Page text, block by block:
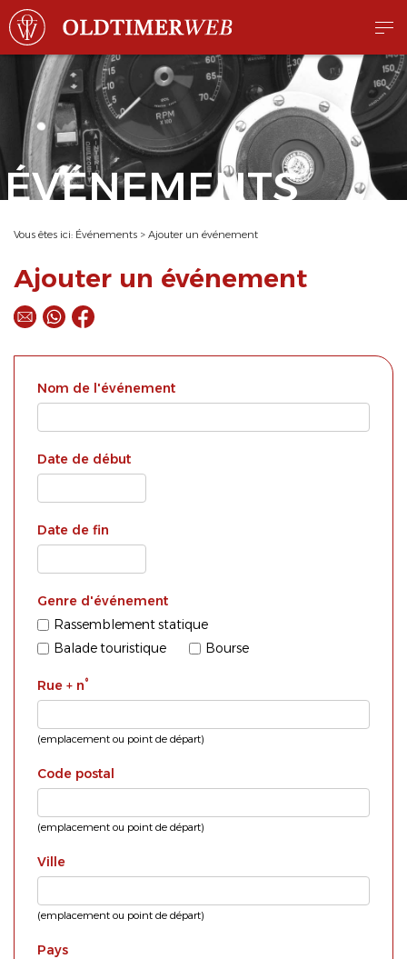
ÉVÉNEMENTS
Vous êtes ici: Événements > Ajouter un événement
Ajouter un événement
Nom de l'événement
Date de début
Date de fin
Genre d'événement
Rassemblement statique
Balade touristique
Bourse
Rue + n°
(emplacement ou point de départ)
Code postal
(emplacement ou point de départ)
Ville
(emplacement ou point de départ)
Pays